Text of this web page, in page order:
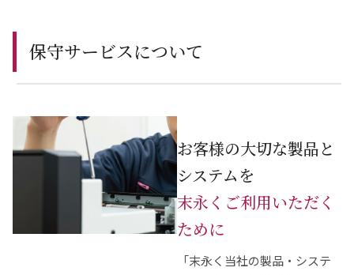
保守サービスについて
お客様の大切な製品と
システムを
末永くご利用いただく
ために
「末永く当社の製品・システ